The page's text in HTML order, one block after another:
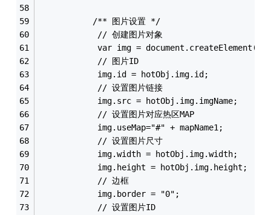
		   /** 图片设置 */
			// 创建图片对象
var img =
			// 图片ID
			img.id = hotObj.img.id;
			// 设置图片链接
			img.src = hotObj.img.imgName;
			// 设置图片对应热区MAP
			img.useMap="#" + mapName1;
			// 设置图片尺寸
			img.width = hotObj.img.width;
			img.height = hotObj.img.height;
			// 边框
			img.border = "0";
			// 设置图片ID